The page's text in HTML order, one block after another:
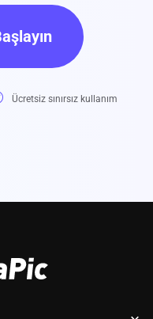
Ücretsiz sınırsız kullanım